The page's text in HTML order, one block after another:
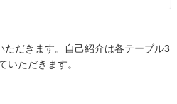
だきます。自己紹介は各テーブル3
ただきます。